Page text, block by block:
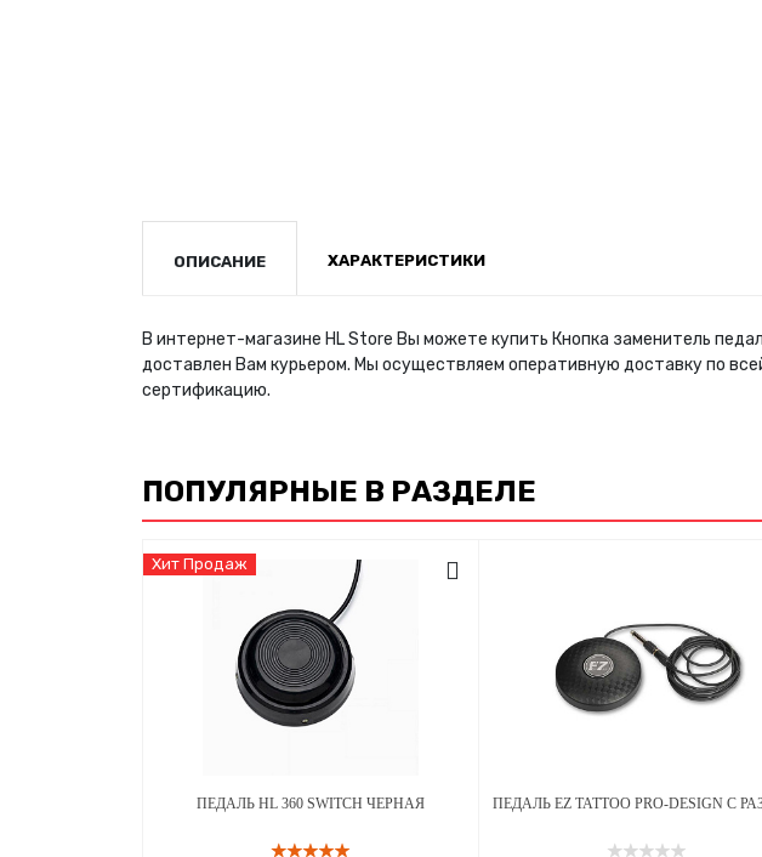
ОПИСАНИЕ ХАРАКТЕРИСТИКИ
В интернет-магазине HL Store Вы можете купить Кнопка заменитель
доставлен Вам курьером. Мы осуществляем оперативную доставку по
сертификацию.
ПОПУЛЯРНЫЕ В РАЗДЕЛЕ
Хит Продаж
ПЕДАЛЬ HL 360 SWITCH ЧЕРНАЯ